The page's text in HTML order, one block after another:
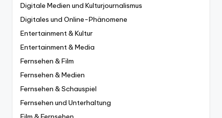
Digitale Medien und Kulturjournalismus
Digitales und Online-Phänomene
Entertainment & Kultur
Entertainment & Media
Fernsehen & Film
Fernsehen & Medien
Fernsehen & Schauspiel
Fernsehen und Unterhaltung